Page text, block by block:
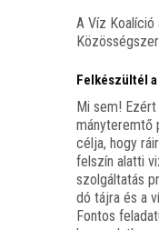
A Víz Koa­lí­ció
Felkészültél
Mi sem!
mány­te­rem­tő
cél­ja, hogy
fel­szín alat­ti
szol­gál­ta­tás
dó táj­ra és a
Fon­tos